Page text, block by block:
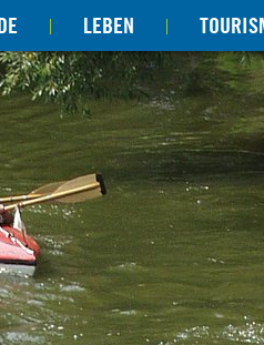
LEBEN